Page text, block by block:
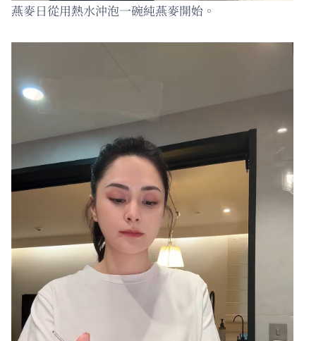
燕麥日從用熱水沖泡一碗純燕麥開始。